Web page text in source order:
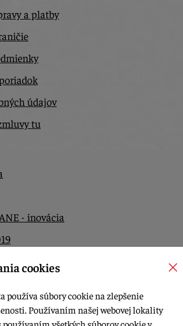
a platby
údajov
tu
- inovácia
2023cookies
používa súbory cookie na zlepšenie
Používaním našej webovej lokality
všetkých súborov cookie v